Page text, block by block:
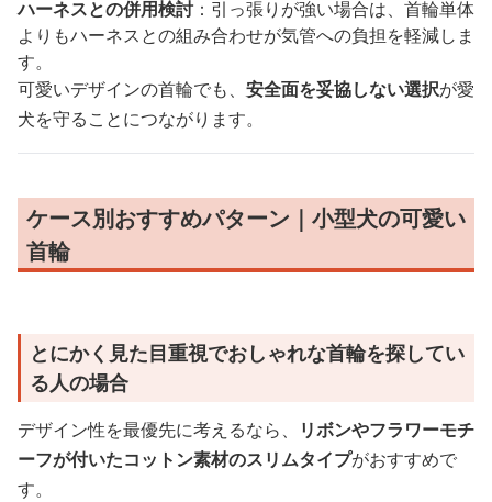
ハーネスとの併用検討：引っ張りが強い場合は、首輪単体
よりもハーネスとの組み合わせが気管への負担を軽減しま
す。
可愛いデザインの首輪でも、 安全面を妥協しない選択が愛
犬を守ることにつながります。
ケース別おすすめパターン｜小型犬の可愛い
首輪
とにかく見た目重視でおしゃれな首輪を探してい
る人の場合
デザイン性を最優先に考えるなら、
リボンやフラワーモチ
ーフが付いたコットン素材のスリムタイプがおすすめで
す。